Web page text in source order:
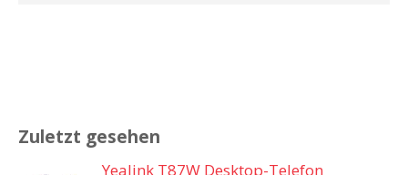
Zuletzt gesehen
Yealink T87W Desktop-Telefon